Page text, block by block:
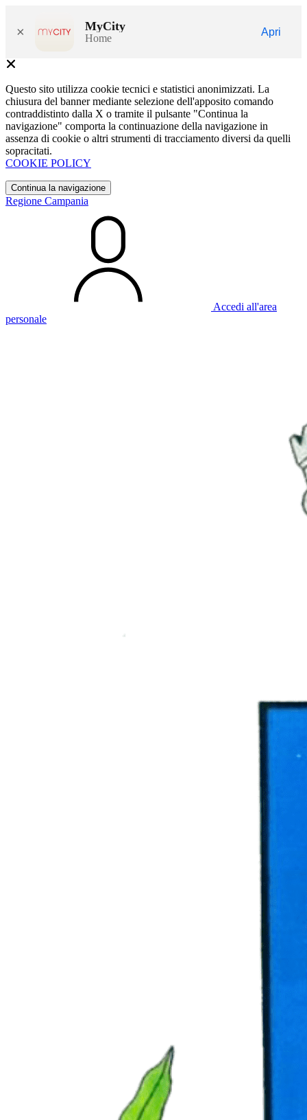
× MyCity
Home
Apri
Questo sito utilizza cookie tecnici e statistici anonimizzati. La
chiusura del banner mediante selezione dell'apposito comando
contraddistinto dalla X o tramite il pulsante "Continua la
navigazione" comporta la continuazione della navigazione in
assenza di cookie o altri strumenti di tracciamento diversi da quelli
sopracitati.
COOKIE POLICY
Continua la navigazione
Regione Campania
Accedi all'area
personale